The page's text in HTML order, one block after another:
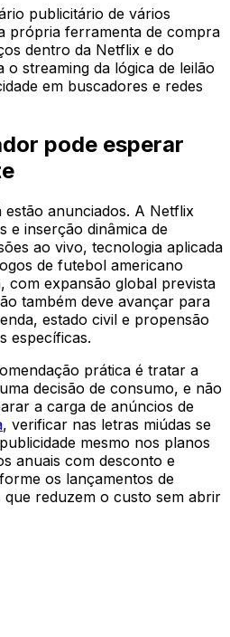
publicitário de vários
própria ferramenta de compra
dentro da Netflix e do
o streaming da lógica de leilão
em buscadores e redes
pode esperar
anunciados. A Netflix
e inserção dinâmica de
ao vivo, tecnologia aplicada
de futebol americano
com expansão global prevista
também deve avançar para
estado civil e propensão
específicas.
prática é tratar a
decisão de consumo, e não
a carga de anúncios de
, verificar nas letras miúdas se
mesmo nos planos
anuais com desconto e
os lançamentos de
que reduzem o custo sem abrir